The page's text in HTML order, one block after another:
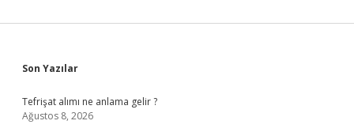
Sidebar
Son Yazılar
Tefrişat alımı ne anlama gelir ?
Ağustos 8, 2026